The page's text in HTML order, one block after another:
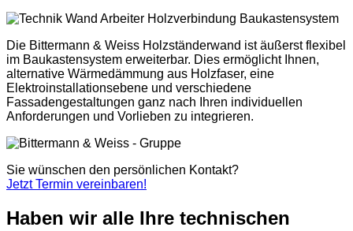
Die Bittermann & Weiss Holzständerwand ist äußerst flexibel
im Baukastensystem erweiterbar. Dies ermöglicht Ihnen,
alternative Wärmedämmung aus Holzfaser, eine
Elektroinstallationsebene und verschiedene
Fassadengestaltungen ganz nach Ihren individuellen
Anforderungen und Vorlieben zu integrieren.
Sie wünschen den persönlichen Kontakt?
Jetzt Termin vereinbaren!
Haben wir alle Ihre technischen